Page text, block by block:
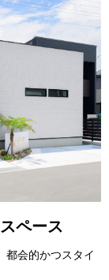
ペース
都会的かつスタイ